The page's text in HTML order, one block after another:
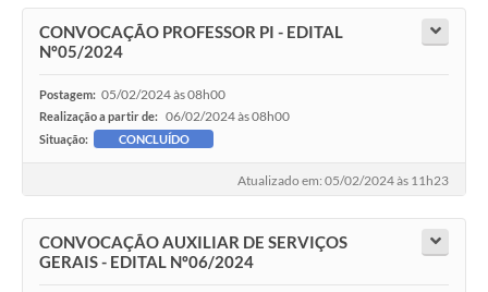
CONVOCAÇÃO PROFESSOR PI - EDITAL
Nº05/2024
Postagem: 05/02/2024 às 08h00
Realização a partir de: 06/02/2024 às 08h00
Situação: CONCLUÍDO
Atualizado em: 05/02/2024 às 11h23
CONVOCAÇÃO AUXILIAR DE SERVIÇOS
GERAIS - EDITAL Nº06/2024